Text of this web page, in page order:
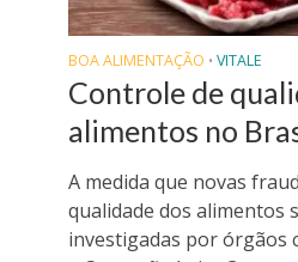
BOA ALIMENTAÇÃO • VITALE
Controle de
alimentos no
A medida que novas
qualidade dos alimentos
investigadas por órgãos